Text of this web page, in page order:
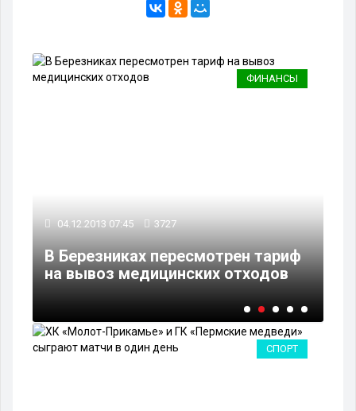
ФИНАНСЫ
04.12.2013 07:45 3727
В Березниках пересмотрен тариф
на вывоз медицинских отходов
СПОРТ